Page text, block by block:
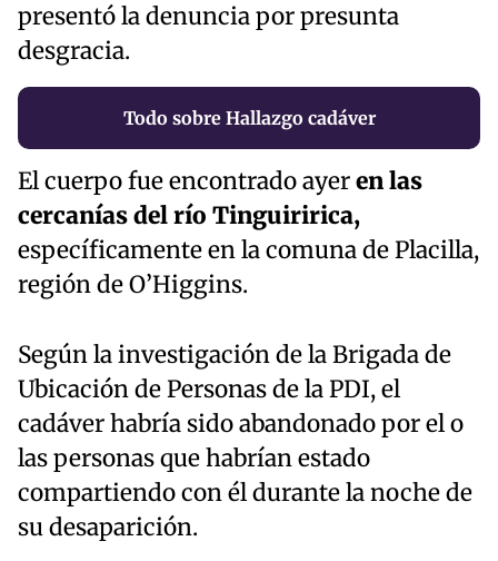
presentó la denuncia por presunta
desgracia.
Todo sobre Hallazgo cadáver
El cuerpo fue encontrado ayeren las
cercanías del río Tinguiririca,
específicamente en la comuna de Placilla,
región de O’Higgins.
Según la investigación de la Brigada de
Ubicación de Personas de la PDI, el
cadáver habría sido abandonado por el o
las personas que habrían estado
compartiendo con él durante la noche de
su desaparición.